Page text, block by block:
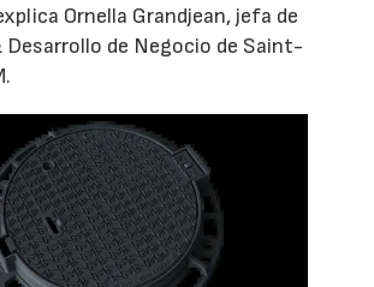
Ornella Grandjean, jefa de
Desarrollo de Negocio de Saint-